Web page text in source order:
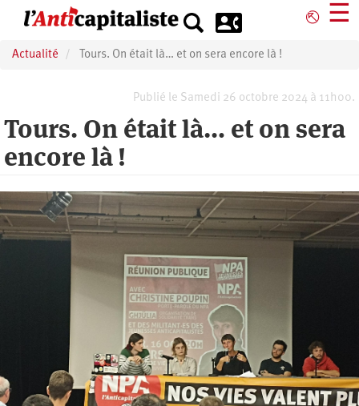
principal
⎋ ☰
Actualité Tours. On était là… et on sera encore là !
Publié le Samedi 26 octobre 2024 à 11h00.
Tours. On était là… et on sera
encore là !